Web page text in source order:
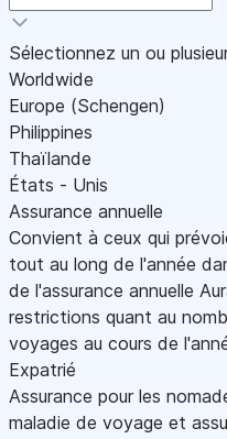
Sélectionnez un ou
Worldwide
Europe (Schengen)
Philippines
Thaïlande
États - Unis
Assurance annuelle
Convient à ceux qui
tout au long de l'année
de l'assurance annuelle
restrictions quant au
voyages au cours de
Expatrié
Assurance pour les
maladie de voyage et